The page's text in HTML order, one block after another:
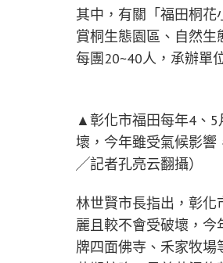
其中，有關「福田桐
賞桐生態園區、自然生
每團20~40人，承辦單
▲彰化市福田每年4、5
壞，今年雖受氣候影響
╱記者孔亮云翻攝）
林世賢市長指出，彰
麗且較不會受破壞，
牌四面佛寺、禾家牧